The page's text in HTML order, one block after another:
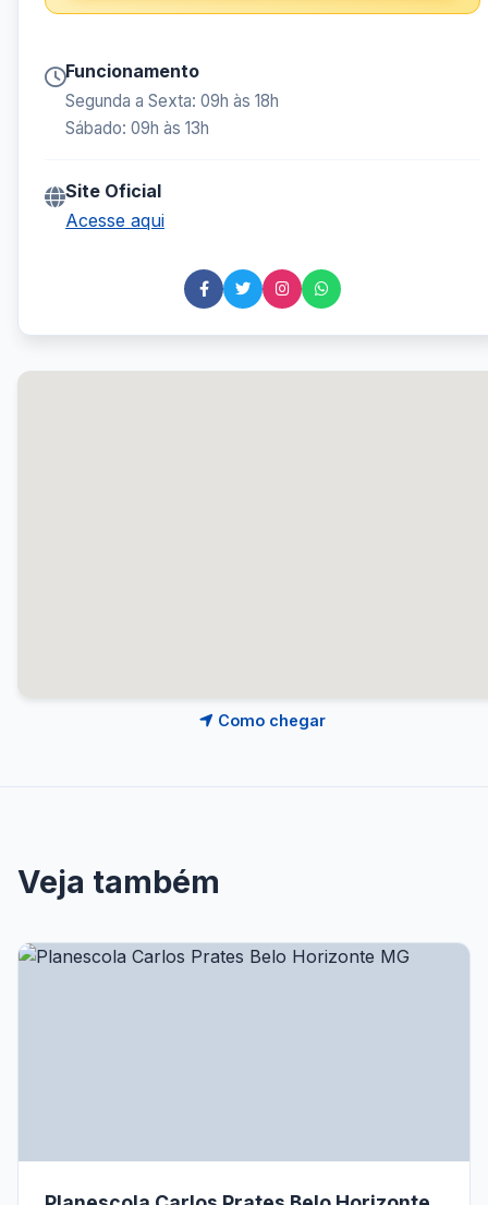
Funcionamento
Segunda a Sexta: 09h às 18h
Sábado: 09h às 13h
Site Oficial
Acesse aqui
Como chegar
Veja também